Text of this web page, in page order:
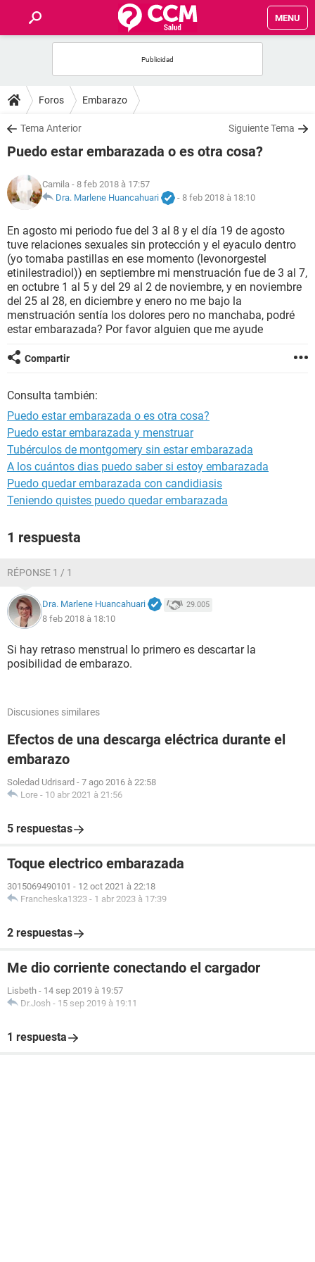
MENU
FORUMS
SALUD
NUTRICIÓN
BIENESTAR
SEXUALIDAD
GLOSARIO
Foros Embarazo
Tema Anterior Siguiente Tema
Puedo estar embarazada o es otra cosa?
Camila - 8 feb 2018 à 17:57
Dra. Marlene Huancahuari
- 8 feb 2018 à 18:10
En agosto mi periodo fue del 3 al 8 y el día 19 de agosto
tuve relaciones sexuales sin protección y el eyaculo dentro
(yo tomaba pastillas en ese momento (levonorgestel
etinilestradiol)) en septiembre mi menstruación fue de 3 al 7,
en octubre 1 al 5 y del 29 al 2 de noviembre, y en noviembre
del 25 al 28, en diciembre y enero no me bajo la
menstruación sentía los dolores pero no manchaba, podré
estar embarazada? Por favor alguien que me ayude
Compartir
Consulta también:
Puedo estar embarazada o es otra cosa?
Puedo estar embarazada y menstruar
Tubérculos de montgomery sin estar embarazada
A los cuántos dias puedo saber si estoy embarazada
Puedo quedar embarazada con candidiasis
Teniendo quistes puedo quedar embarazada
1 respuesta
RÉPONSE 1 / 1
Dra. Marlene Huancahuari 29.005
8 feb 2018 à 18:10
Si hay retraso menstrual lo primero es descartar la
posibilidad de embarazo.
Discusiones similares
Efectos de una descarga eléctrica durante el
embarazo
Soledad Udrisard - 7 ago 2016 à 22:58
Lore - 10 abr 2021 à 21:56
5 respuestas
Toque electrico embarazada
3015069490101 - 12 oct 2021 à 22:18
Francheska1323 - 1 abr 2023 à 17:39
2 respuestas
Me dio corriente conectando el cargador
Lisbeth - 14 sep 2019 à 19:57
Dr.Josh - 15 sep 2019 à 19:11
1 respuesta